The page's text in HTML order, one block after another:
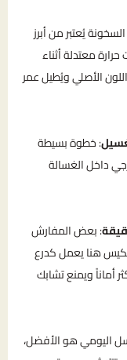
يُعتبر من أبرز
معتدلة أثناء
الأصلي ويُطيل عمر
: خطوة بسيطة
داخل الغسالة
: بعض المفارش
هنا يعمل كدرع
أماناً ويمنع تشابك
اليومي هو الأفضل،